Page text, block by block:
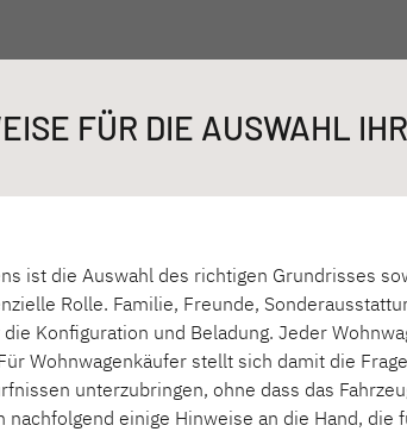
Wohnwagen
C'JOY C'GO
DR
FÜR DIE AUSWAHL
ist die Auswahl des richtigen Grundrisses
Rolle. Familie, Freunde,
Konfiguration und Beladung. Jeder
Wohnwagenkäufer stellt sich damit die
unterzubringen, ohne dass das
einige Hinweise an die Hand,